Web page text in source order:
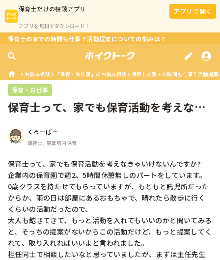
保育士だけの相談アプリ
アプリを無料でダウンロード！
アプリで開く
保育士の家での時間も仕事？活動提案についての悩みは？
お悩み相談 「保育・お仕事」のお悩み相談 保育士の家での時間も仕事？活動提
保育・お仕事
保育士って、家でも保育活動を考えなき
くろーばー
保育士, 事業所内保育
保育士って、家でも保育活動を考えなきゃいけないんですか?
企業内の保育園で週2、5時間休憩無しのパートをしています。
0歳クラスを持たせてもらっていますが、もともと託児所だった
からか、雨の日は部屋にあるおもちゃで、晴れたら散歩に行く
くらいの活動だったので、
大人も飽きてきて、もっと活動を入れてもいいのかと聞いてみる
と、そっちの提案がないからこの活動だけど、もっと提案してく
れて、取り入れればいいよと言われました。
担任同士で相談したいなと思っていましたが、まずは主任先生